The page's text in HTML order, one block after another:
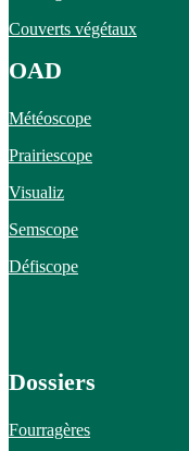
Couverts végétaux
OAD
Météoscope
Prairiescope
Visualiz
Semscope
Défiscope
Dossiers
Fourragères